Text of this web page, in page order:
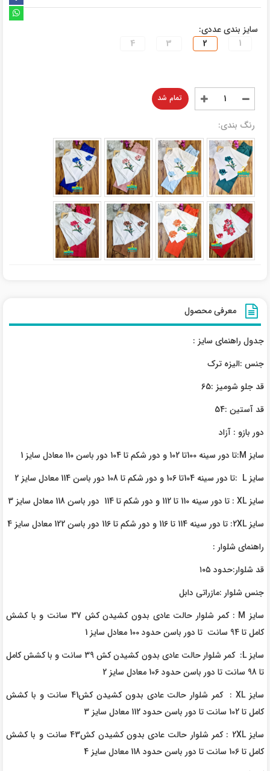
سایز بندی عددی:
1
2
3
4
تمام شد
رنگ بندی:
معرفی محصول
جدول راهنمای سایز :
جنس :الیزه ترک
قد جلو شومیز :65
قد آستین :54
دور بازو : آزاد
سایز M:تا دور سینه 100تا 102 و دور شکم تا 104 دور باسن 110 معادل سایز 1
سایز L :تا دور سینه 104تا 106 و دور شکم تا 108 دور باسن 114 معادل سایز 2
سایز XL : تا دور سینه 110 تا 112 و دور شکم تا 114 دور باسن 118 معادل سایز 3
سایز 2XL: تا دور سینه 114 تا 116 و دور شکم تا 116 دور باسن 122 معادل سایز 4
راهنمای شلوار :
قد شلوار:حدود ۱۰۵
جنس شلوار :مازراتی دابل
سایز M : کمر شلوار حالت عادی بدون کشیدن کش 37 سانت و با کشش
کامل تا 94 سانت تا دور باسن حدود 100 معادل سایز 1
سایز L: کمر شلوار حالت عادی بدون کشیدن کش 39 سانت و با کشش کامل
تا 98 سانت تا دور باسن حدود 106 معادل سایز 2
سایز XL : کمر شلوار حالت عادی بدون کشیدن کش41 سانت و با کشش
کامل تا 102 سانت تا دور باسن حدود 112 معادل سایز 3
سایز 2XL : کمر شلوار حالت عادی بدون کشیدن کش43 سانت و با کشش
کامل تا 106 سانت تا دور باسن حدود 118 معادل سایز 4